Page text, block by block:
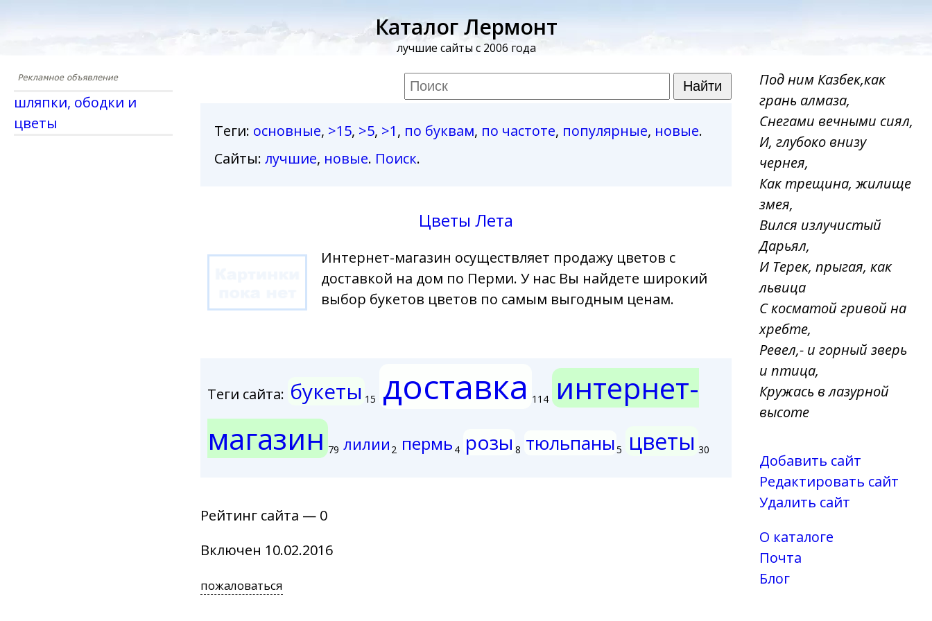
Каталог Лермонт
лучшие сайты с 2006 года
шляпки, ободки и
цветы
Теги: основные, >15, >5, >1, по буквам, по частоте, популярные, новые.
Сайты: лучшие, новые. Поиск.
Цветы Лета
Интернет-магазин осуществляет продажу цветов с
доставкой на дом по Перми. У нас Вы найдете широкий
выбор букетов цветов по самым выгодным ценам.
Теги сайта: букеты 15 доставка 114
интернет-
магазин 79 лилии 2 пермь 4 розы 8 тюльпаны5 цветы 30
Рейтинг сайта — 0
Включен 10.02.2016
пожаловаться
Под ним Казбек,как
грань алмаза,
Снегами вечными сиял,
И, глубоко внизу
чернея,
Как трещина, жилище
змея,
Вился излучистый
Дарьял,
И Терек, прыгая, как
львица
С косматой гривой на
хребте,
Ревел,- и горный зверь
и птица,
Кружась в лазурной
высоте
Добавить сайт
Редактировать сайт
Удалить сайт
О каталоге
Почта
Блог